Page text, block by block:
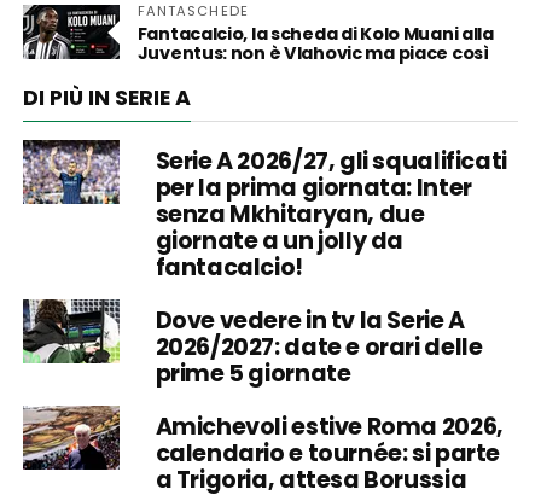
FANTASCHEDE
Fantacalcio, la scheda di Kolo Muani alla
Juventus: non è Vlahovic ma piace così
DI PIÙ IN SERIE A
Serie A 2026/27, gli squalificati
per la prima giornata: Inter
senza Mkhitaryan, due
giornate a un jolly da
fantacalcio!
Dove vedere in tv la Serie A
2026/2027: date e orari delle
prime 5 giornate
Amichevoli estive Roma 2026,
calendario e tournée: si parte
a Trigoria, attesa Borussia